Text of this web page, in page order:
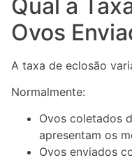
Qual a
Ovos
A taxa de eclosão
Normalmente:
Ovos coletados
apresentam os
Ovos enviados